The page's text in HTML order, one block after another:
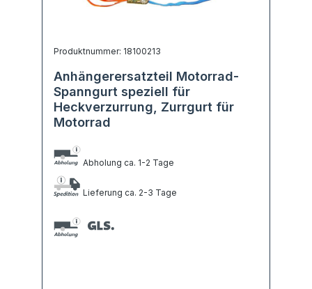
Produktnummer: 18100213
Anhängerersatzteil Motorrad-
Spanngurt speziell für
Heckverzurrung, Zurrgurt für
Motorrad
Abholung ca. 1-2 Tage
Lieferung ca. 2-3 Tage